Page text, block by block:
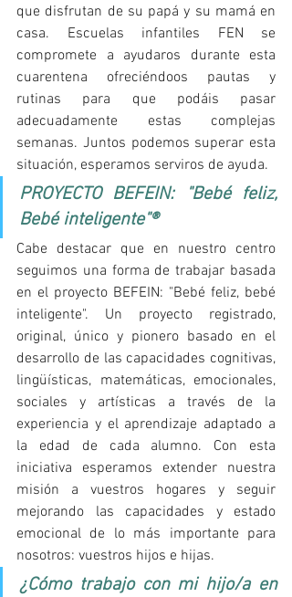
que disfrutan de su papá y su mamá en
casa. Escuelas infantiles FEN se
compromete a ayudaros durante esta
cuarentena ofreciéndoos pautas y
rutinas para que podáis pasar
adecuadamente estas complejas
semanas. Juntos podemos superar esta
situación, esperamos serviros de ayuda.
PROYECTO BEFEIN: "Bebé feliz,
Bebé inteligente"®
Cabe destacar que en nuestro centro
seguimos una forma de trabajar basada
en el proyecto BEFEIN: "Bebé feliz, bebé
inteligente". Un proyecto registrado,
original, único y pionero basado en el
desarrollo de las capacidades cognitivas,
lingüísticas, matemáticas, emocionales,
sociales y artísticas a través de la
experiencia y el aprendizaje adaptado a
la edad de cada alumno. Con esta
iniciativa esperamos extender nuestra
misión a vuestros hogares y seguir
mejorando las capacidades y estado
emocional de lo más importante para
nosotros: vuestros hijos e hijas.
¿Cómo trabajo con mi hijo/a en